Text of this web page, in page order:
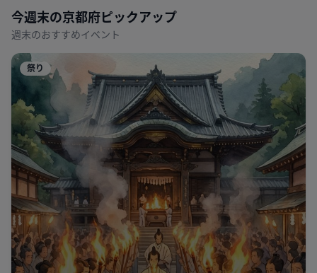
今週末の京都府 ピックアップ
週末のおすすめイベント
祭り